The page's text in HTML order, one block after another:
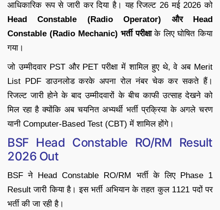
आधिकारिक रूप से जारी कर दिया है। यह रिजल्ट 26 मई 2026 को
Head Constable (Radio Operator) और Head
Constable (Radio Mechanic) भर्ती परीक्षाके लिए घोषित किया
गया।
जो उम्मीदवार PST और PET परीक्षा में शामिल हुए थे, वे अब Merit
List PDF डाउनलोड करके अपना रोल नंबर चेक कर सकते हैं।
रिजल्ट जारी होने के बाद उम्मीदवारों के बीच काफी उत्साह देखने को
मिल रहा है क्योंकि अब चयनित अभ्यर्थी भर्ती प्रक्रिया के अगले चरण
यानी Computer-Based Test (CBT) में शामिल होंगे।
BSF Head Constable RO/RM Result
2026 Out
BSF ने Head Constable RO/RM भर्ती के लिए Phase 1
Result जारी किया है। इस भर्ती अभियान के तहत कुल 1121 पदों पर
भर्ती की जा रही है।